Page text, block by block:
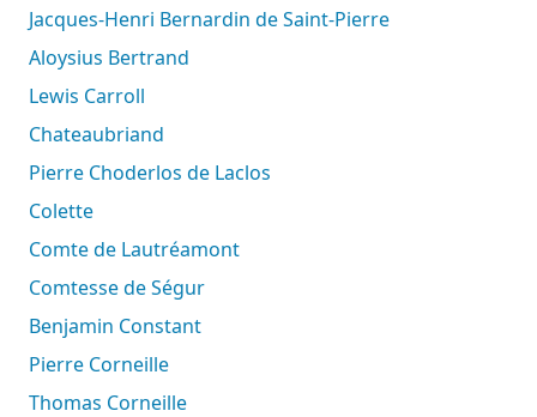
Jacques-Henri Bernardin de Saint-Pierre
Aloysius Bertrand
Lewis Carroll
Chateaubriand
Pierre Choderlos de Laclos
Colette
Comte de Lautréamont
Comtesse de Ségur
Benjamin Constant
Pierre Corneille
Thomas Corneille